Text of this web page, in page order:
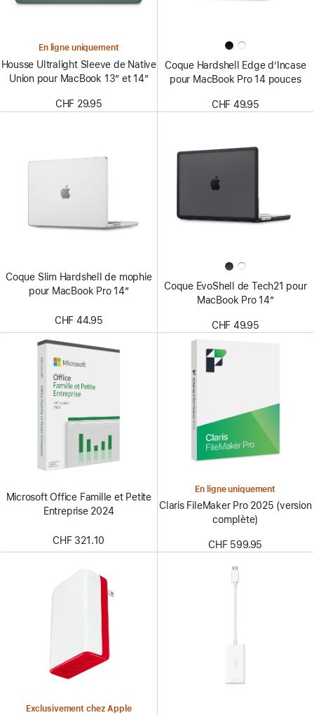
En ligne uniquement
Housse Ultralight Sleeve de Native
Union pour MacBook 13″ et 14″
CHF 29.95
Coque Hardshell Edge d’Incase
pour MacBook Pro 14 pouces
CHF 49.95
Coque Slim Hardshell de mophie
pour MacBook Pro 14″
CHF 44.95
Coque EvoShell de Tech21 pour
MacBook Pro 14″
CHF 49.95
Microsoft Office Famille et Petite
Entreprise 2024
CHF 321.10
En ligne uniquement
Claris FileMaker Pro 2025 (version
complète)
CHF 599.95
Exclusivement chez Apple